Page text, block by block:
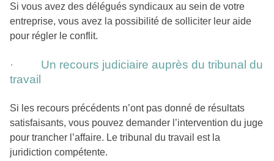
Si vous avez des délégués syndicaux au sein de votre
entreprise, vous avez la possibilité de solliciter leur aide
pour régler le conflit.
· Un recours judiciaire auprès du tribunal du
travail
Si les recours précédents n’ont pas donné de résultats
satisfaisants, vous pouvez demander l’intervention du juge
pour trancher l’affaire. Le tribunal du travail est la
juridiction compétente.